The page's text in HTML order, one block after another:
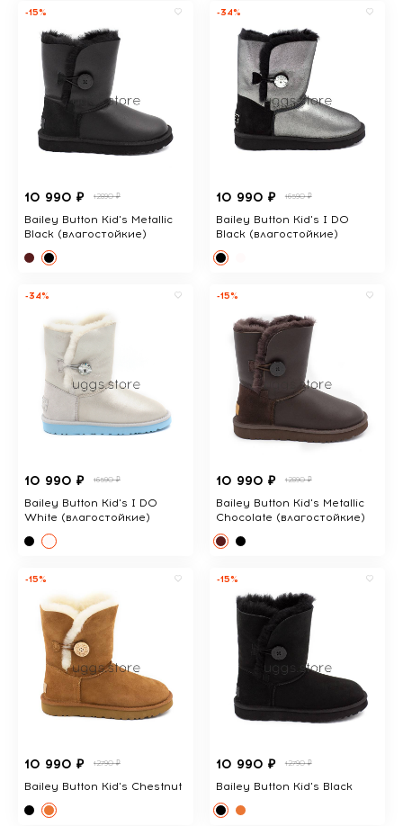
-15%
10 990 ₽ 12890 ₽
Bailey Button Kid's Metallic
Black (влагостойкие)
-34%
10 990 ₽ 16590 ₽
Bailey Button Kid's I DO
Black (влагостойкие)
-34%
10 990 ₽ 16590 ₽
Bailey Button Kid's I DO
White (влагостойкие)
-15%
10 990 ₽ 12890 ₽
Bailey Button Kid's Metallic
Chocolate (влагостойкие)
-15%
10 990 ₽ 12790 ₽
Bailey Button Kid's Chestnut
-15%
10 990 ₽ 12790 ₽
Bailey Button Kid's Black